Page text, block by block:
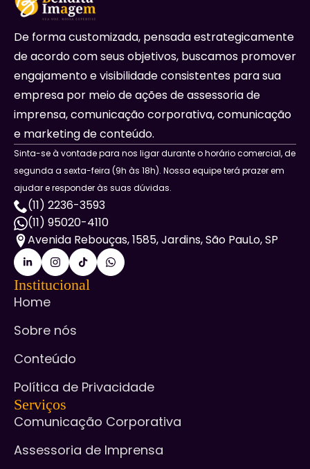
De forma customizada, pensada estrategicamente
de acordo com seus objetivos, buscamos promover
engajamento e visibilidade consistentes para sua
empresa por meio de ações de assessoria de
imprensa, comunicação corporativa, comunicação
e marketing de conteúdo.
Sinta-se à vontade para nos ligar durante o horário comercial, de
segunda a sexta-feira (9h às 18h). Nossa equipe terá prazer em
ajudar e responder às suas dúvidas.
(11) 2236-3593
(11) 95020-4110
Avenida Rebouças, 1585, Jardins, São PauLo, SP
Institucional
Home
Sobre nós
Conteúdo
Política de Privacidade
Serviços
Comunicação Corporativa
Assessoria de Imprensa